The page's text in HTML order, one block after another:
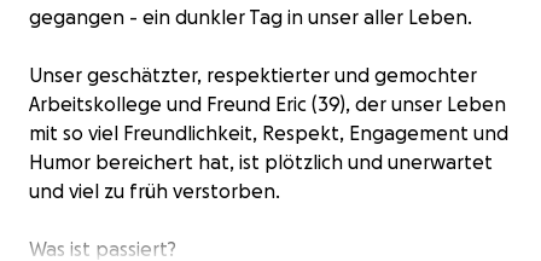
gegangen - ein dunkler Tag in unser aller Leben.
Unser geschätzter, respektierter und gemochter
Arbeitskollege und Freund Eric (39), der unser Leben
mit so viel Freundlichkeit, Respekt, Engagement und
Humor bereichert hat, ist plötzlich und unerwartet
und viel zu früh verstorben.
Was ist passiert?